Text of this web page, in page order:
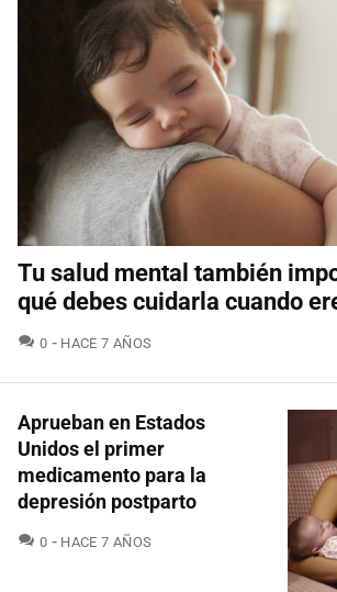
Tu salud mental también
qué debes cuidarla cuando
0 COMENTARIOS
HACE 7 AÑOS
Aprueban en Estados
Unidos el primer
medicamento para la
depresión postparto
0 COMENTARIOS
HACE 7 AÑOS